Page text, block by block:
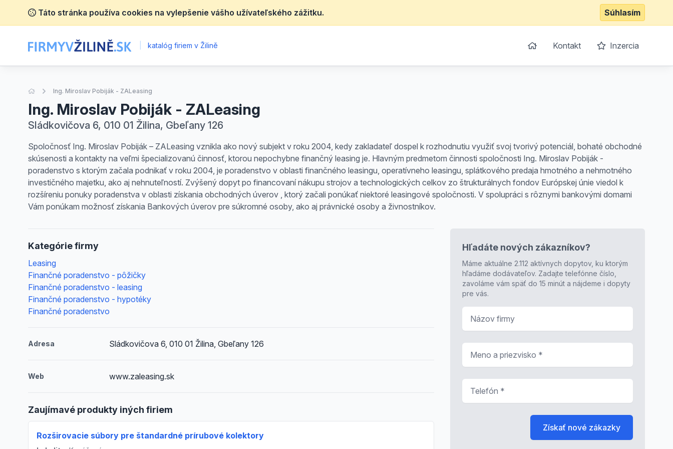
Táto stránka používa cookies na vylepšenie vášho užívateľského zážitku. Súhlasím
katalóg firiem v Žilině Kontakt Inzercia
Úvodná stránka
Ing. Miroslav Pobiják - ZALeasing
Ing. Miroslav Pobiják - ZALeasing
Sládkovičova 6, 010 01 Žilina, Gbeľany 126
Spoločnosť Ing. Miroslav Pobiják – ZALeasing vznikla ako nový subjekt v roku 2004, kedy zakladateľ dospel k rozhodnutiu využiť svoj tvorivý potenciál, bohaté obchodné
skúsenosti a kontakty na veľmi špecializovanú činnosť, ktorou nepochybne finančný leasing je. Hlavným predmetom činnosti spoločnosti Ing. Miroslav Pobiják -
poradenstvo s ktorým začala podnikať v roku 2004, je poradenstvo v oblasti finančného leasingu, operatívneho leasingu, splátkového predaja hmotného a nehmotného
investičného majetku, ako aj nehnuteľností. Zvýšený dopyt po financovaní nákupu strojov a technologických celkov zo štrukturálnych fondov Európskej únie viedol k
rozšíreniu ponuky poradenstva v oblasti získania obchodných úverov , ktorý začali ponúkať niektoré leasingové spoločnosti. V spolupráci s rôznymi bankovými domami
Vám ponúkam možnosť získania Bankových úverov pre súkromné osoby, ako aj právnické osoby a živnostníkov.
Kategórie firmy
Leasing
Finančné poradenstvo - pôžičky
Finančné poradenstvo - leasing
Finančné poradenstvo - hypotéky
Finančné poradenstvo
Adresa Sládkovičova 6, 010 01 Žilina, Gbeľany 126
Web www.zaleasing.sk
Zaujímavé produkty iných firiem
Rozširovacie súbory pre štandardné prírubové kolektory
Hľadáte nových zákazníkov?
Máme aktuálne 2.112 aktívnych dopytov, ku ktorým
hľadáme dodávateľov. Zadajte telefónne číslo,
zavoláme vám späť do 15 minút a nájdeme i dopyty
pre vás.
Získať nové zákazky